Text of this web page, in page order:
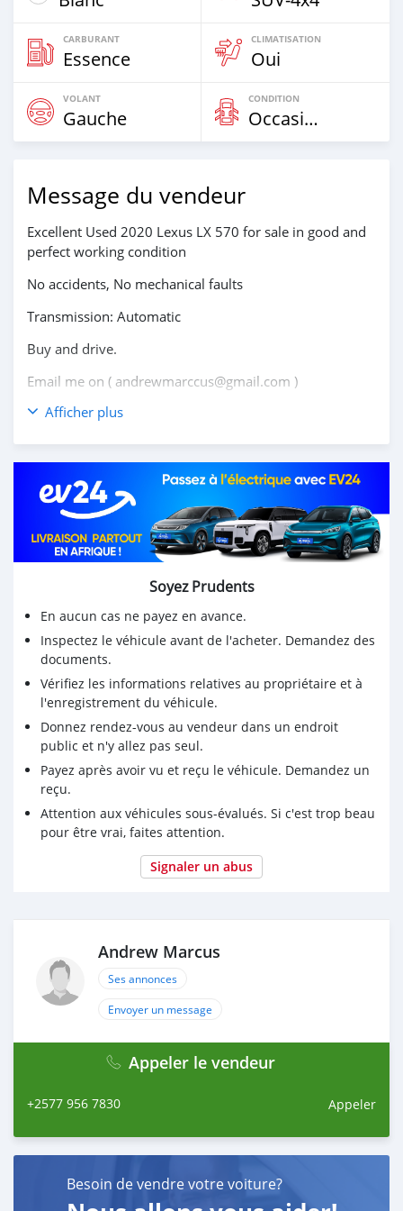
CARBURANT
Essence
CLIMATISATION
Oui
VOLANT
Gauche
CONDITION
Occasion
Message du vendeur
Excellent Used 2020 Lexus LX 570 for sale in good and
perfect working condition
No accidents, No mechanical faults
Transmission: Automatic
Buy and drive.
Email me on ( andrewmarccus@gmail.com )
Afficher plus
Soyez Prudents
En aucun cas ne payez en avance.
Inspectez le véhicule avant de l'acheter. Demandez des
documents.
Vérifiez les informations relatives au propriétaire et à
l'enregistrement du véhicule.
Donnez rendez-vous au vendeur dans un endroit
public et n'y allez pas seul.
Payez après avoir vu et reçu le véhicule. Demandez un
reçu.
Attention aux véhicules sous-évalués. Si c'est trop beau
pour être vrai, faites attention.
Signaler un abus
Andrew Marcus
Ses annonces
Envoyer un message
Appeler le vendeur
+2577 956 7830 Appeler
Besoin de vendre votre voiture?